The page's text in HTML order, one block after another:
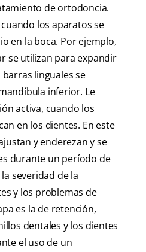
de ortodoncia.
los aparatos se
en la boca. Por ejemplo,
se utilizan para expandir
linguales se
inferior. Le
activa, cuando los
en los dientes. En este
y enderezan y se
durante un período de
severidad de la
y los problemas de
es la de retención,
dentales y los dientes
el uso de un